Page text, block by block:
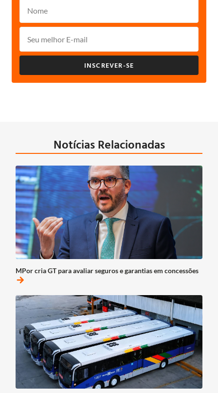
INSCREVER-SE
Notícias Relacionadas
MPor cria GT para avaliar seguros e garantias em concessões
arrow_forward